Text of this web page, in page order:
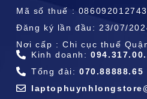
Mã số thuế : 086092012743
Đăng ký lần đầu: 23/07/
Nơi cấp : Chi cục thuế
Kinh doanh:
Tổng đài: 070.88888.65